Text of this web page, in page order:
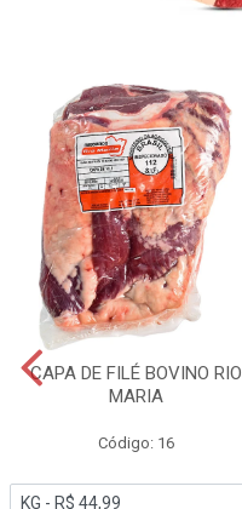
CAPA DE FILÉ BOVINO RIO
MARIA
Código: 16